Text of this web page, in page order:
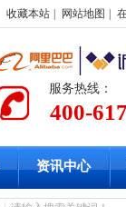
收藏本站 网站地图
服务热线：
400-
资讯中心